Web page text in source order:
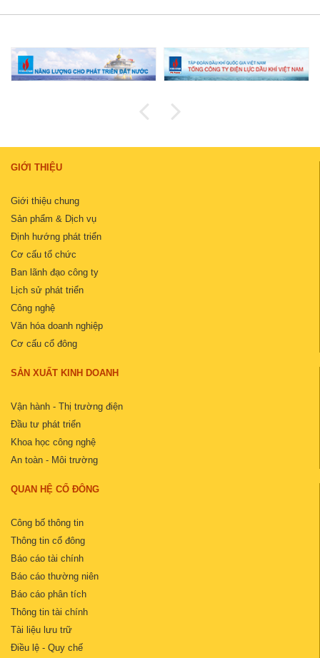
GIỚI THIỆU
Giới thiệu chung
Sản phẩm & Dịch vụ
Định hướng phát triển
Cơ cấu tổ chức
Ban lãnh đạo công ty
Lịch sử phát triển
Công nghệ
Văn hóa doanh nghiệp
Cơ cấu cổ đông
SẢN XUẤT KINH DOANH
Vận hành - Thị trường điện
Đầu tư phát triển
Khoa học công nghệ
An toàn - Môi trường
QUAN HỆ CỔ ĐÔNG
Công bố thông tin
Thông tin cổ đông
Báo cáo tài chính
Báo cáo thường niên
Báo cáo phân tích
Thông tin tài chính
Tài liệu lưu trữ
Điều lệ - Quy chế